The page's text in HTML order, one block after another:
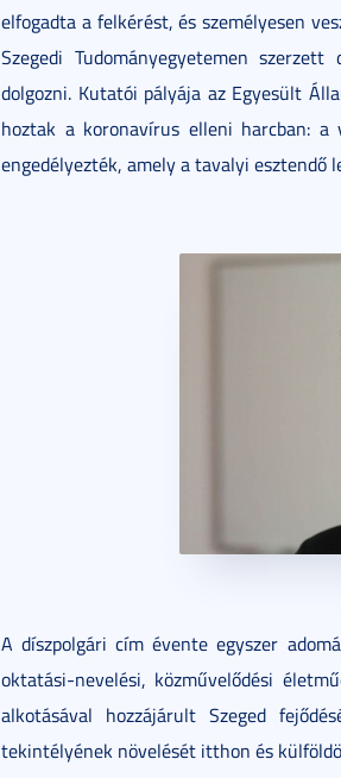
elfogadta a felkérést, és személyesen
Szegedi Tudományegyetemen
dolgozni. Kutatói pályája az Egyesült
hoztak a koronavírus elleni harcban:
engedélyezték, amely a tavalyi esztendő
A díszpolgári cím évente egyszer
oktatási-nevelési, közművelődési
alkotásával hozzájárult Szeged
tekintélyének növelését itthon és